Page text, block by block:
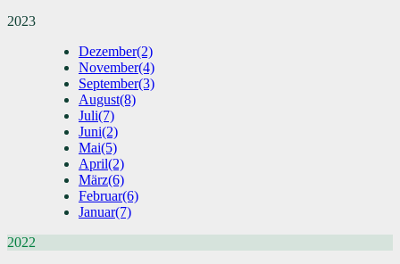
2023
Dezember(2)
November(4)
September(3)
August(8)
Juli(7)
Juni(2)
Mai(5)
April(2)
März(6)
Februar(6)
Januar(7)
2022